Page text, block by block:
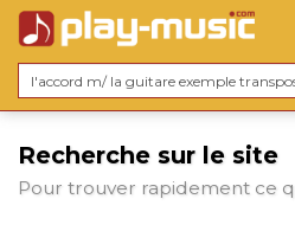
Recherche sur le site
Pour trouver rapidement ce